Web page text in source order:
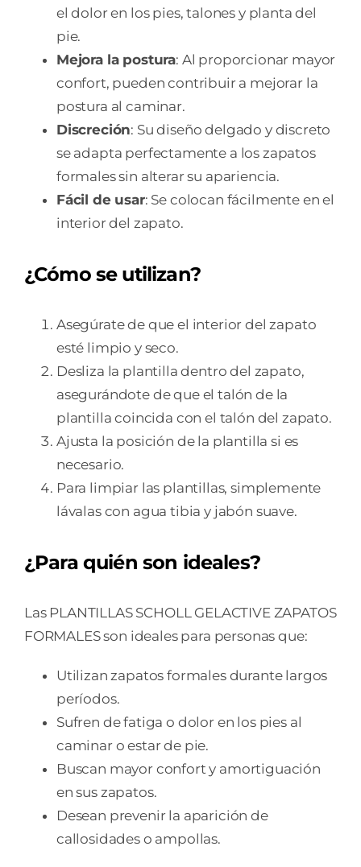
el dolor en los pies, talones y planta del
pie.
Mejora la postura: Al proporcionar mayor
confort, pueden contribuir a mejorar la
postura al caminar.
Discreción: Su diseño delgado y discreto
se adapta perfectamente a los zapatos
formales sin alterar su apariencia.
Fácil de usar: Se colocan fácilmente en el
interior del zapato.
¿Cómo se utilizan?
Asegúrate de que el interior del zapato
esté limpio y seco.
Desliza la plantilla dentro del zapato,
asegurándote de que el talón de la
plantilla coincida con el talón del zapato.
Ajusta la posición de la plantilla si es
necesario.
Para limpiar las plantillas, simplemente
lávalas con agua tibia y jabón suave.
¿Para quién son ideales?
Las PLANTILLAS SCHOLL GELACTIVE ZAPATOS
FORMALES son ideales para personas que:
Utilizan zapatos formales durante largos
períodos.
Sufren de fatiga o dolor en los pies al
caminar o estar de pie.
Buscan mayor confort y amortiguación
en sus zapatos.
Desean prevenir la aparición de
callosidades o ampollas.